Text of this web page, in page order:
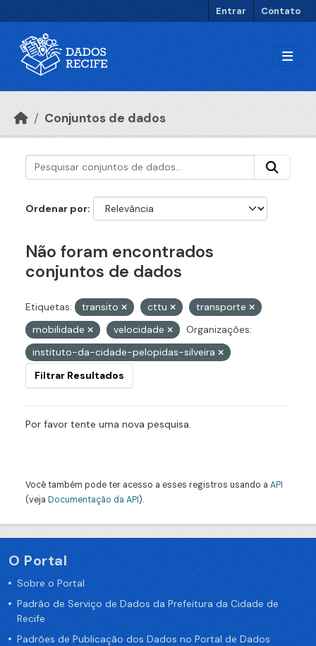
Entrar Contato
Conjuntos de dados
Ordenar por
Não foram encontrados
conjuntos de dados
Etiquetas: transito cttu
transporte
mobilidade
velocidade
Organizações:
instituto-da-cidade-pelopidas-silveira
Filtrar Resultados
Por favor tente uma nova pesquisa.
Você também pode ter acesso a esses registros usando a API
(veja Documentação da API).
O Portal
Sobre o Portal
Padrão de Serviço de Dados da Prefeitura da Cidade de
Recife
Padrões de Publicação dos Dados no Portal de Dados